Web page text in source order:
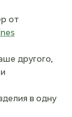
от
другого,
в одну